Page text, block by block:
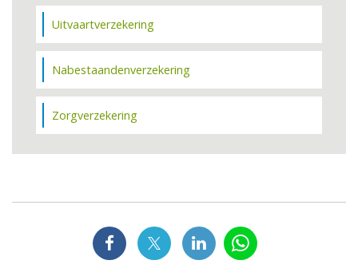
Uitvaartverzekering
Nabestaandenverzekering
Zorgverzekering